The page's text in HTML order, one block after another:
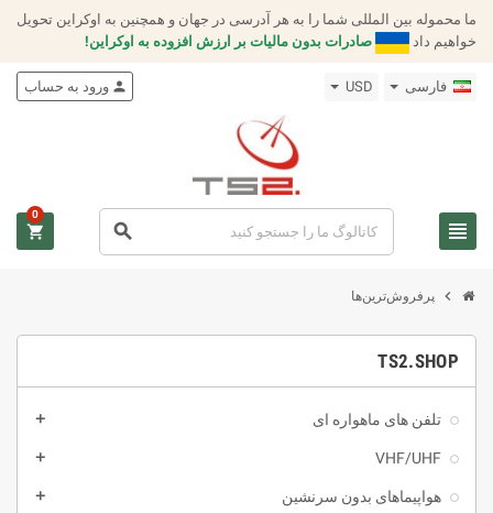
ما محموله بین المللی شما را به هر آدرسی در جهان و همچنین به اوکراین تحویل
خواهیم داد
صادرات بدون مالیات بر ارزش افزوده به اوکراین!
فارسى USD
view_headline
search
person ورود به حساب
shopping_cart
0
chevron_right پرفروش‌ترین‌ها
TS2.SHOP
تلفن های ماهواره ای add
VHF/UHF
add
هواپیماهای بدون سرنشین add